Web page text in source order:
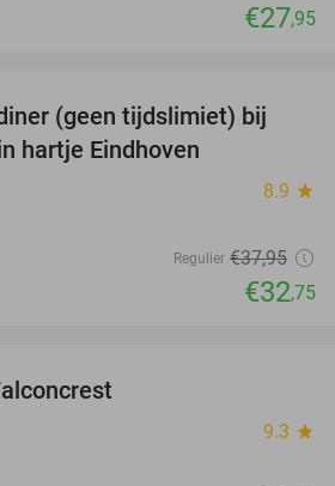
€27,95
14%
(geen tijdslimiet) bij
hartje Eindhoven
8.9 star
Regulier €37,95
€32,75
9.3 star